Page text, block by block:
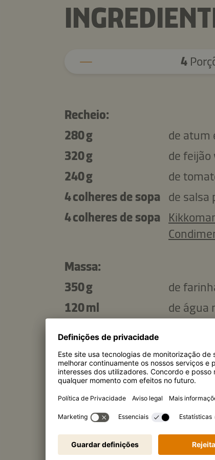
4
Recheio:
280 g
de atum
320 g
de feijão
240 g
de
4 colheres de sopa de salsa
4 colheres de sopa
Massa:
350 g
de
120 ml
de água
1
ovo
2 colheres de sopa de
Molho:
4 colheres de sopa